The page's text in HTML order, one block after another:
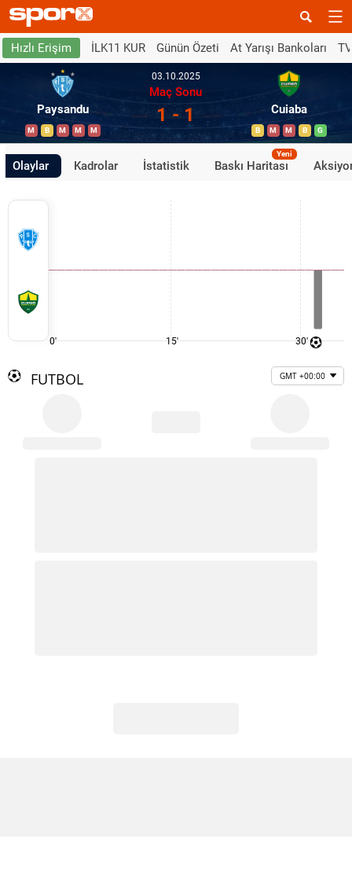
Hızlı Erişim İLK11 KUR Günün Özeti At Yarışı Bankoları
Paysandu
M B M M M
03.10.2025
Maç Sonu
1 - 1 Cuiaba
B M M B G
Olaylar Kadrolar İstatistik Baskı Haritası
Yeni
0' 15' 30'
FUTBOL GMT +00:00